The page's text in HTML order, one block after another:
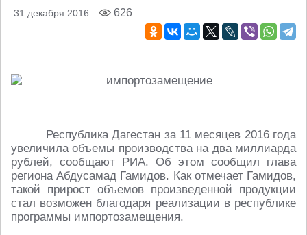
31 декабря 2016 626
Республика Дагестан за 11 месяцев 2016 года
увеличила объемы производства на два миллиарда
рублей, сообщают РИА. Об этом сообщил глава
региона Абдусамад Гамидов. Как отмечает Гамидов,
такой прирост объемов произведенной продукции
стал возможен благодаря реализации в республике
программы импортозамещения.